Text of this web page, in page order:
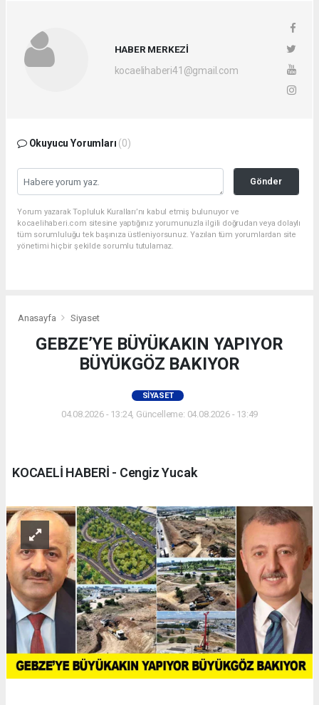
HABER MERKEZİ
kocaelihaberi41@gmail.com
Okuyucu Yorumları (0)
Gönder
Yorum yazarak Topluluk Kuralları’nı kabul etmiş bulunuyor ve
kocaelihaberi.com sitesine yaptığınız yorumunuzla ilgili doğrudan veya dolaylı
tüm sorumluluğu tek başınıza üstleniyorsunuz. Yazılan tüm yorumlardan site
yönetimi hiçbir şekilde sorumlu tutulamaz.
Anasayfa Siyaset
GEBZE’YE BÜYÜKAKIN YAPIYOR
BÜYÜKGÖZ BAKIYOR
SIYASET
04.08.2026 - 13:24, Güncelleme: 04.08.2026 - 13:49
KOCAELİ HABERİ - Cengiz Yucak